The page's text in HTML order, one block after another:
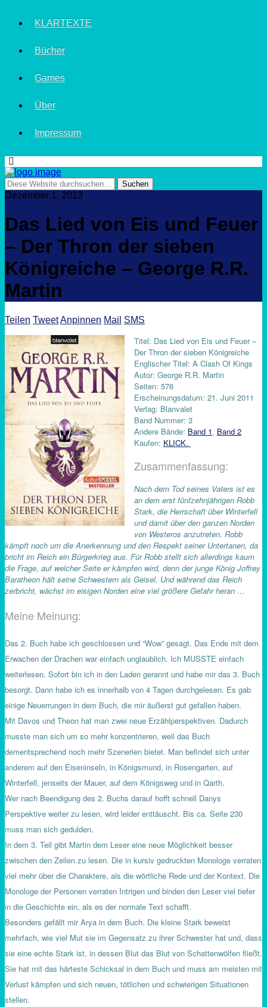
KLARTEXTE
Bücher
Games
Über
Impressum
Dezember 1, 2013
Das Lied von Eis und Feuer
– Der Thron der sieben
Königreiche – George R.R.
Martin
Teilen TweetAnpinnen Mail SMS
Titel: Das Lied von Eis und Feuer –
Der Thron der sieben Königreiche
Englischer Titel: A Clash Of Kings
Autor: George R.R. Martin
Seiten: 576
Erscheinungsdatum: 21. Juni 2011
Verlag: Blanvalet
Band Nummer: 3
Andere Bände: Band 1, Band 2
Kaufen: KLICK.
Zusammenfassung:
Nach dem Tod seines Vaters ist es
an dem erst fünfzehnjährigen Robb
Stark, die Herrschaft über Winterfell
und damit über den ganzen Norden
von Westeros anzutreten. Robb
kämpft noch um die Anerkennung und den Respekt seiner Untertanen, da
bricht im Reich ein Bürgerkrieg aus. Für Robb stellt sich allerdings kaum
die Frage, auf welcher Seite er kämpfen wird, denn der junge König Joffrey
Baratheon hält seine Schwestern als Geisel. Und während das Reich
zerbricht, wächst im eisigen Norden eine viel größere Gefahr heran …
Meine Meinung:
Das 2. Buch habe ich geschlossen und “Wow” gesagt. Das Ende mit dem
Erwachen der Drachen war einfach unglaublich. Ich MUSSTE einfach
weiterlesen. Sofort bin ich in den Laden gerannt und habe mir das 3. Buch
besorgt. Dann habe ich es innerhalb von 4 Tagen durchgelesen. Es gab
einige Neuerrungen in dem Buch, die mir äußerst gut gefallen haben.
Mit Davos und Theon hat man zwei neue Erzählperspektiven. Dadurch
musste man sich um so mehr konzentrieren, weil das Buch
dementsprechend noch mehr Szenerien bietet. Man befindet sich unter
anderem auf den Eiseninseln, in Königsmund, in Rosengarten, auf
Winterfell, jenseits der Mauer, auf dem Königsweg und in Qarth.
Wer nach Beendigung des 2. Buchs darauf hofft schnell Danys
Perspektive weiter zu lesen, wird leider enttäuscht. Bis ca. Seite 230
muss man sich gedulden.
In dem 3. Teil gibt Martin dem Leser eine neue Möglichkeit besser
zwischen den Zeilen zu lesen. Die in kursiv gedruckten Monologe verraten
viel mehr über die Charaktere, als die wörtliche Rede und der Kontext. Die
Monologe der Personen verraten Intrigen und binden den Leser viel tiefer
in die Geschichte ein, als es der normale Text schafft.
Besonders gefällt mir Arya in dem Buch. Die kleine Stark beweist
mehrfach, wie viel Mut sie im Gegensatz zu ihrer Schwester hat und, dass
sie eine echte Stark ist, in dessen Blut das Blut von Schattenwölfen fließt.
Sie hat mit das härteste Schicksal in dem Buch und muss am meisten mit
Verlust kämpfen und sich neuen, tötlichen und schwierigen Situationen
stellen.